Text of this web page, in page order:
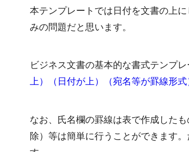
本テンプレートでは日付を文書の上
みの問題だと思います。
ビジネス文書の基本的な書式テンプ
上）（日付が上）（宛名等が罫線形式
なお、氏名欄の罫線は表で作成した
除）等は簡単に行うことができます